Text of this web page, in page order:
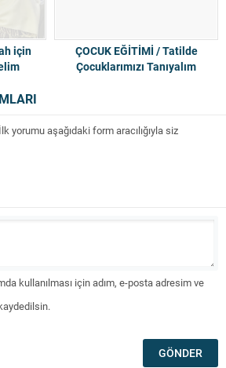
için
ÇOCUK EĞİTİMİ / Tatilde
Çocuklarımızı Tanıyalım
yorumu aşağıdaki form aracılığıyla siz
kullanılması için adım, e-posta adresim ve